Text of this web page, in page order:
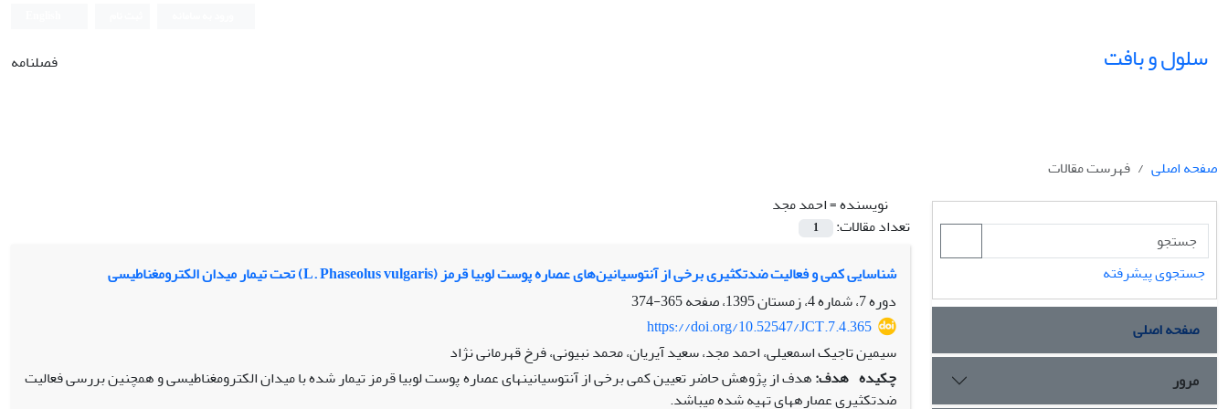
سلول و بافت فصلنامه
صفحه اصلی
فهرست مقالات
نویسنده =احمد مجد
تعداد مقالات:
1
شناسایی کمی و فعالیت ضدتکثیری برخی از آنتوسیانین‌های عصاره پوست لوبیا قرمز (L. Phaseolus vulgaris) تحت تیمار میدان الکترومغناطیسی
دوره 7، شماره 4، زمستان 1395، صفحه
365-374
https://doi.org/10.52547/JCT.7.4.365
سیمین تاجیک اسمعیلی، احمد مجد، سعید آیریان، محمد نبیونی، فرخ قهرمانی نژاد
چکیده هدف:هدف از پژوهش حاضر تعیین کمی برخی از آنتوسیانین­های عصاره پوست لوبیا قرمز تیمار شده با میدان الکترومغناطیسی و همچنین بررسی فعالیت
ضدتکثیری عصاره­های تهیه شده می­باشد.
جستجوی پیشرفته
صفحه اصلی
مرور